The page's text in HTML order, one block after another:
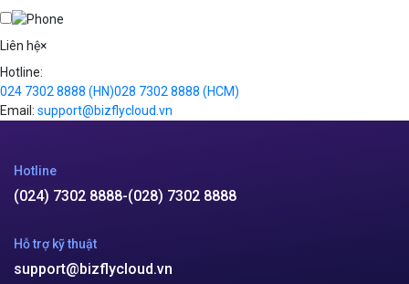
Videos
Liên hệ×
Hotline:
024 7302 8888 (HN)028 7302 8888 (HCM)
Email: support@bizflycloud.vn
Hotline
(024) 7302 8888-(028) 7302 8888
Hỗ trợ kỹ thuật
support@bizflycloud.vn